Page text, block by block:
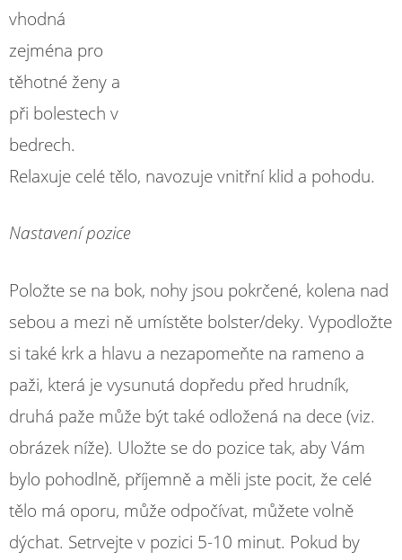
vhodná
zejména pro
těhotné ženy a
při bolestech v
bedrech.
Relaxuje celé tělo, navozuje vnitřní klid a pohodu.
Nastavení pozice
Položte se na bok, nohy jsou pokrčené, kolena nad
sebou a mezi ně umístěte bolster/deky. Vypodložte
si také krk a hlavu a nezapomeňte na rameno a
paži, která je vysunutá dopředu před hrudník,
druhá paže může být také odložená na dece (viz.
obrázek níže). Uložte se do pozice tak, aby Vám
bylo pohodlně, příjemně a měli jste pocit, že celé
tělo má oporu, může odpočívat, můžete volně
dýchat. Setrvejte v pozici 5-10 minut. Pokud by